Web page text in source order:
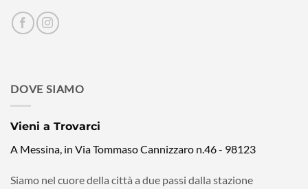
DOVE SIAMO
Vieni a Trovarci
A Messina, in Via Tommaso Cannizzaro n.46 - 98123
Siamo nel cuore della città a due passi dalla stazione